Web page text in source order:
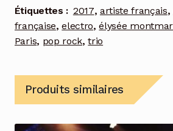
Étiquettes : 2017, artiste français,
française,electro,élysée
Paris, pop rock,trio
Produits similaires